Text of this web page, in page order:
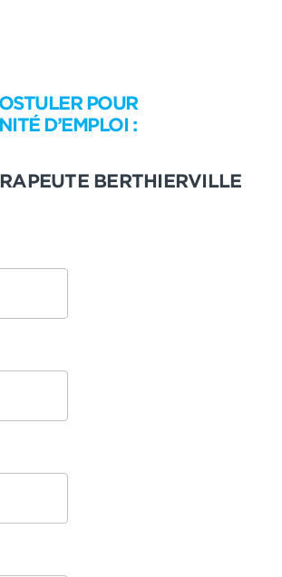
POUR
D’EMPLOI :
BERTHIERVILLE